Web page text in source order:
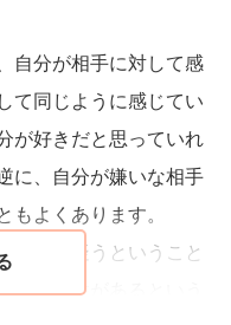
自分が相手に対して感
て同じように感じてい
が好きだと思っていれ
に、自分が嫌いな相手
もよくあります。
浮気を疑うということ
る可能性があるという